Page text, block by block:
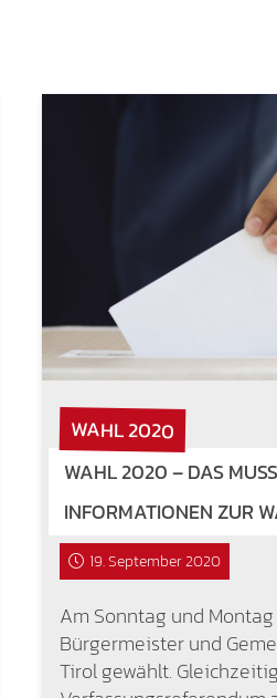
WAHL 2020
WAHL 2020 – DAS
INFORMATIONEN ZUR
19. September 2020
Am Sonntag und
Bürgermeister und
Tirol gewählt.